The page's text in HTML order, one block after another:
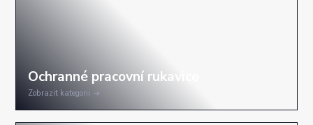
Zobrazit kategorii